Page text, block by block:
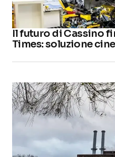
Il futuro di Cassino
Times: soluzione